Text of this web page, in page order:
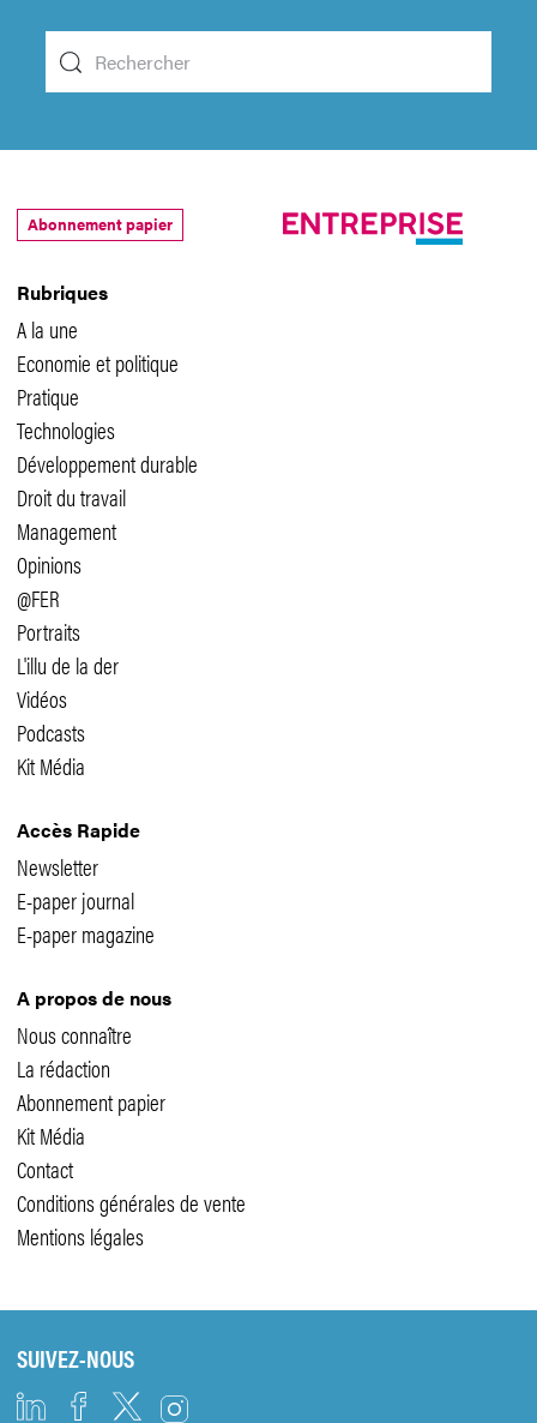
Rubriques
A la une
Economie et politique
Pratique
Technologies
Développement durable
Droit du travail
Management
Opinions
@FER
Portraits
L'illu de la der
Vidéos
Podcasts
Kit Média
Accès Rapide
Newsletter
E-paper journal
E-paper magazine
A propos de nous
Nous connaître
La rédaction
Abonnement papier
Kit Média
Contact
Conditions générales de vente
Mentions légales
Abonnement papier
SUIVEZ-NOUS